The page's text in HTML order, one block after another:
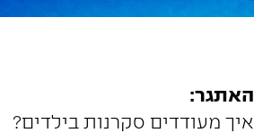
האתגר:
איך מעודדים סקרנות בילדים?